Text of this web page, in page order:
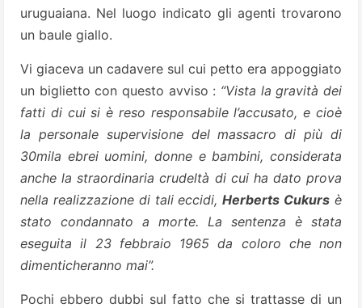
uruguaiana. Nel luogo indicato gli agenti trovarono
un baule giallo.
Vi giaceva un cadavere sul cui petto era appoggiato
un biglietto con questo avviso : “Vista la gravità dei
fatti di cui si è reso responsabile l’accusato, e cioè
la personale supervisione del massacro di più di
30mila ebrei uomini, donne e bambini, considerata
anche la straordinaria crudeltà di cui ha dato prova
nella realizzazione di tali eccidi,Herberts Cukurs è
stato condannato a morte. La sentenza è stata
eseguita il 23 febbraio 1965 da coloro che non
dimenticheranno mai”.
Pochi ebbero dubbi sul fatto che si trattasse di un